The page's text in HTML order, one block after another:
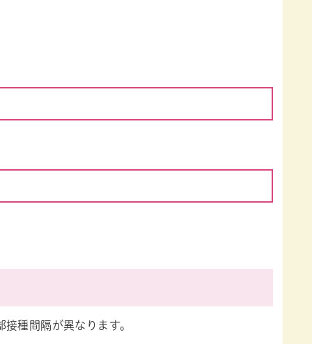
種間隔が異なります。